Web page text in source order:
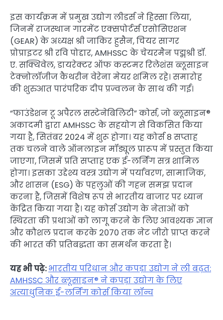
इस कार्यक्रम में प्रमुख उद्योग लीडर्स ने हिस्सा लिया,
जिनमें राजस्थान गारमेंट एक्सपोर्टर्स एसोसिएशन
(GEAR) के अध्यक्ष श्री जाकिर हुसैन, चियर सागर
प्रोप्राइटर श्री रवि पोद्दार, AMHSSC के चेयरमैन पद्मश्री डॉ.
ए. सक्थिवेल, डायरेक्टर ऑफ कस्टमर रिलेशंस ब्लूसाइन
टेक्नोलॉजीज कैथरीन वेरेना मेयर शमिल रहे। समारोह
की शुरुआत पारंपरिक दीप प्रज्वलन के साथ की गई।
“फाउंडेशन टू अपैरल सस्टेनेबिलिटी” कोर्स, जो ब्लूसाइन®
अकादमी द्वारा AMHSSC के सहयोग से विकसित किया
गया है, सितंबर 2024 में शुरू होगा। यह कोर्स 8 सप्ताह
तक चलने वाले ऑनलाइन मॉड्यूल प्रारूप में प्रस्तुत किया
जाएगा, जिसमें प्रति सप्ताह एक ई-लर्निंग सत्र शामिल
होगा। इसका उद्देश्य वस्त्र उद्योग में पर्यावरण, सामाजिक,
और शासन (ESG) के पहलुओं की गहन समझ प्रदान
करना है, जिसमें विशेष रूप से भारतीय बाजार पर ध्यान
केंद्रित किया गया है। यह कोर्स उद्योग के नेताओं को
स्थिरता की प्रथाओं को लागू करने के लिए आवश्यक ज्ञान
और कौशल प्रदान करके 2070 तक नेट जीरो प्राप्त करने
की भारत की प्रतिबद्धता का समर्थन करता है।
यह भी पढ़े:भारतीय परिधान और कपड़ा उद्योग ने ली बढ़त:
AMHSSC और ब्लूसाइन® ने कपड़ा उद्योग के लिए
अत्याधुनिक ई-लर्निंग कोर्स किया लॉन्च